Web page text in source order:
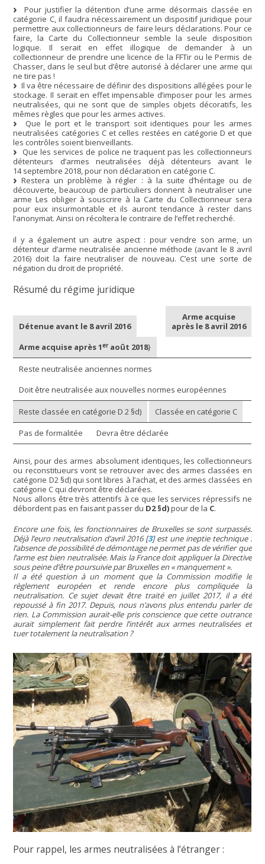
Pour justifier la détention d’une arme désormais classée en
catégorie C, il faudra nécessairement un dispositif juridique pour
permettre aux collectionneurs de faire leurs déclarations. Pour ce
faire, la Carte du Collectionneur semble la seule disposition
logique. Il serait en effet illogique de demander à un
collectionneur de prendre une licence de la FFTir ou le Permis de
Chasser, dans le seul but d’être autorisé à déclarer une arme qui
ne tire pas !
Il va être nécessaire de définir des dispositions allégées pour le
stockage. Il serait en effet impensable d’imposer pour les armes
neutralisées, qui ne sont que de simples objets décoratifs, les
mêmes règles que pour les armes actives.
Que le port et le transport soit identiques pour les armes
neutralisées catégories C et celles restées en catégorie D et que
les contrôles soient bienveillants.
Que les services de police ne traquent pas les collectionneurs
détenteurs d’armes neutralisées déjà détenteurs avant le
14 septembre 2018, pour non déclaration en catégorie C.
Restera un problème à régler : à la suite d’héritage ou de
découverte, beaucoup de particuliers donnent à neutraliser une
arme Les obliger à souscrire à la Carte du Collectionneur sera
pour eux insurmontable et ils auront tendance à rester dans
l’anonymat. Ainsi on récoltera le contraire de l’effet recherché.
il y a également un autre aspect : pour vendre son arme, un
détenteur d’arme neutralisée ancienne méthode (avant le 8 avril
2016) doit la faire neutraliser de nouveau. C’est une sorte de
négation du droit de propriété.
Résumé du régime juridique
Détenue avant le 8 avril 2016
Arme acquise
après le 8 avril 2016
Arme acquise après 1er août 2018}
Reste neutralisée anciennes normes
Doit être neutralisée aux nouvelles normes européennes
Reste classée en catégorie D 2 §d) Classée en catégorie C
Pas de formalitée Devra être déclarée
Ainsi, pour des armes absolument identiques, les collectionneurs
ou reconstitueurs vont se retrouver avec des armes classées en
catégorie D2 §d) qui sont libres à l’achat, et des armes classées en
catégorie C qui devront être déclarées.
Nous allons être très attentifs à ce que les services répressifs ne
débordent pas en faisant passer du D2 §d)pour de la C.
Encore une fois, les fonctionnaires de Bruxelles se sont surpassés.
Déjà l’euro neutralisation d’avril 2016[3]est une ineptie technique :
l’absence de possibilité de démontage ne permet pas de vérifier que
l’arme est bien neutralisée. Mais la France doit appliquer la Directive
sous peine d’être poursuivie par Bruxelles en« manquement ».
Il a été question à un moment que la Commission modifie le
règlement européen et rende encore plus compliquée la
neutralisation. Ce sujet devait être traité en juillet 2017, il a été
repoussé à fin 2017. Depuis, nous n’avons plus entendu parler de
rien. La Commission aurait-elle pris conscience que cette outrance
aurait simplement fait perdre l’intérêt aux armes neutralisées et
tuer totalement la neutralisation ?
Pour rappel, les armes neutralisées à l’étranger :